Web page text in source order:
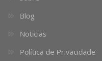
Blog
Noticias
Política de Privacidade